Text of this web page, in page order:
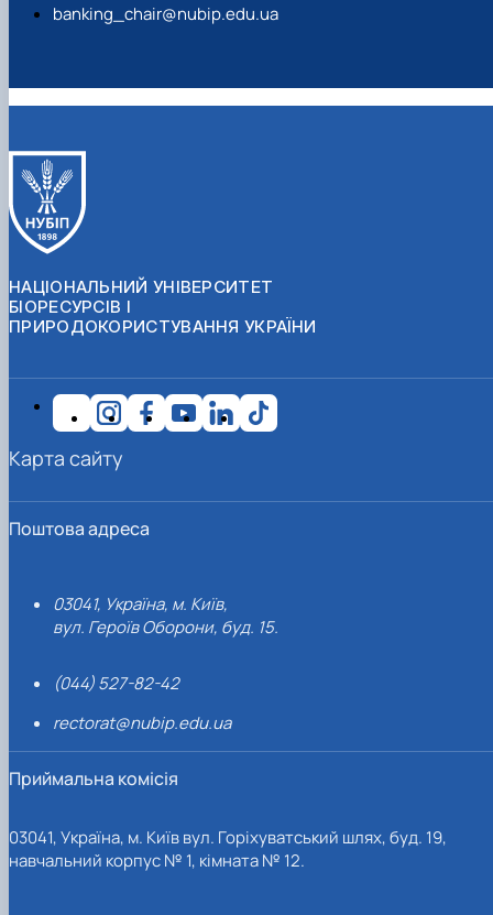
banking_chair@nubip.edu.ua
НАЦІОНАЛЬНИЙ УНІВЕРСИТЕТ
БІОРЕСУРСІВ І
ПРИРОДОКОРИСТУВАННЯ УКРАЇНИ
Поштова адреса
03041, Україна, м. Київ,
вул. Героїв Оборони, буд. 15.
(044) 527-82-42
rectorat@nubip.edu.ua
Приймальна комісія
03041, Україна, м. Київ вул. Горіхуватський шлях, буд. 19,
навчальний корпус № 1, кімната № 12.
Карта сайту